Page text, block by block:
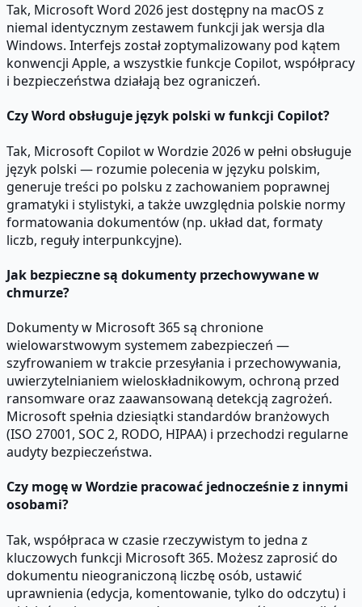
Tak, Microsoft Word 2026 jest dostępny na macOS z
niemal identycznym zestawem funkcji jak wersja dla
Windows. Interfejs został zoptymalizowany pod kątem
konwencji Apple, a wszystkie funkcje Copilot, współpracy
i bezpieczeństwa działają bez ograniczeń.
Czy Word obsługuje język polski w funkcji Copilot?
Tak, Microsoft Copilot w Wordzie 2026 w pełni obsługuje
język polski — rozumie polecenia w języku polskim,
generuje treści po polsku z zachowaniem poprawnej
gramatyki i stylistyki, a także uwzględnia polskie normy
formatowania dokumentów (np. układ dat, formaty
liczb, reguły interpunkcyjne).
Jak bezpieczne są dokumenty przechowywane w
chmurze?
Dokumenty w Microsoft 365 są chronione
wielowarstwowym systemem zabezpieczeń —
szyfrowaniem w trakcie przesyłania i przechowywania,
uwierzytelnianiem wieloskładnikowym, ochroną przed
ransomware oraz zaawansowaną detekcją zagrożeń.
Microsoft spełnia dziesiątki standardów branżowych
(ISO 27001, SOC 2, RODO, HIPAA) i przechodzi regularne
audyty bezpieczeństwa.
Czy mogę w Wordzie pracować jednocześnie z innymi
osobami?
Tak, współpraca w czasie rzeczywistym to jedna z
kluczowych funkcji Microsoft 365. Możesz zaprosić do
dokumentu nieograniczoną liczbę osób, ustawić
uprawnienia (edycja, komentowanie, tylko do odczytu) i